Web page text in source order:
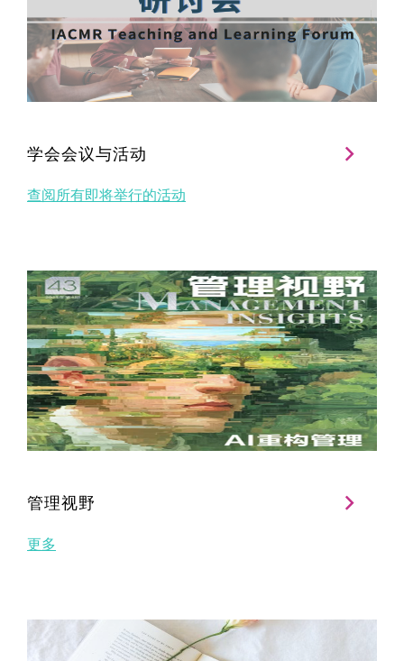
学会会议与活动
查阅所有即将举行的活动
管理视野
更多